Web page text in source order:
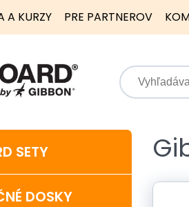
A KURZY PRE PARTNEROV
SETY
DOSKY